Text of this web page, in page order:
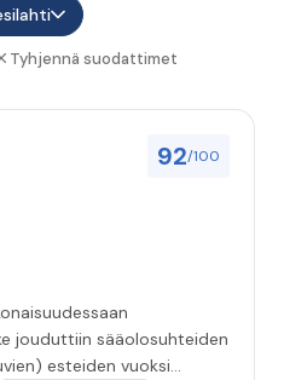
Tyhjennä suodattimet
92/100
jouduttiin sääolosuhteiden
esteiden vuoksi